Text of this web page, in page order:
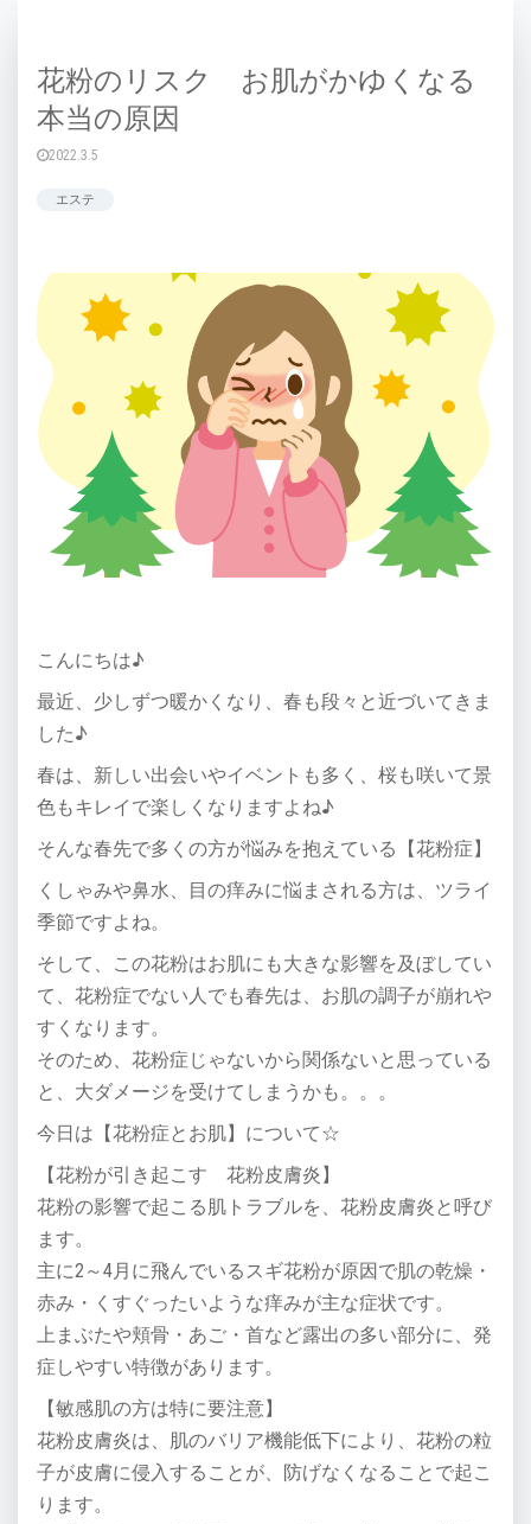
花粉のリスク お肌がかゆくなる
本当の原因
2022.3.5
エステ
こんにちは♪
最近、少しずつ暖かくなり、春も段々と近づいてきま
した♪
春は、新しい出会いやイベントも多く、桜も咲いて景
色もキレイで楽しくなりますよね♪
そんな春先で多くの方が悩みを抱えている【花粉症】
くしゃみや鼻水、目の痒みに悩まされる方は、ツライ
季節ですよね。
そして、この花粉はお肌にも大きな影響を及ぼしてい
て、花粉症でない人でも春先は、お肌の調子が崩れや
すくなります。
そのため、花粉症じゃないから関係ないと思っている
と、大ダメージを受けてしまうかも。。。
今日は【花粉症とお肌】について☆
【花粉が引き起こす 花粉皮膚炎】
花粉の影響で起こる肌トラブルを、花粉皮膚炎と呼び
ます。
主に2～4月に飛んでいるスギ花粉が原因で肌の乾燥・
赤み・くすぐったいような痒みが主な症状です。
上まぶたや頬骨・あご・首など露出の多い部分に、発
症しやすい特徴があります。
【敏感肌の方は特に要注意】
花粉皮膚炎は、肌のバリア機能低下により、花粉の粒
子が皮膚に侵入することが、防げなくなることで起こ
ります。